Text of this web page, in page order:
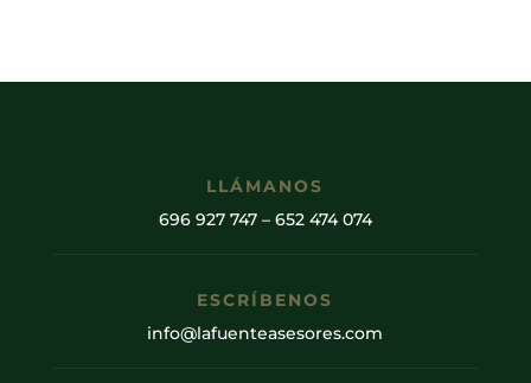
LLÁMANOS
696 927 747– 652 474 074
ESCRÍBENOS
info@lafuenteasesores.com